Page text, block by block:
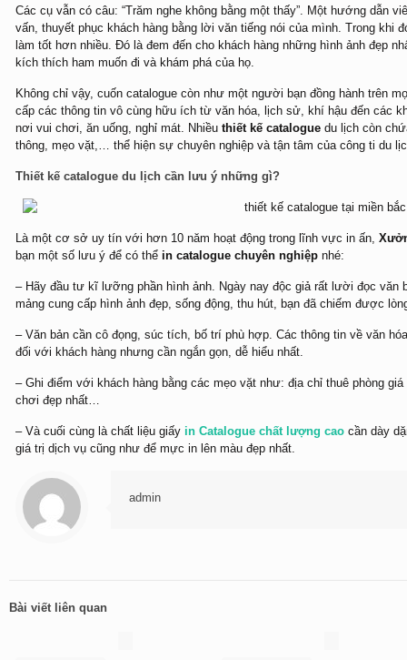
Các cụ vẫn có câu: “Trăm nghe không bằng một thấy”. Một hướng dẫn
vấn, thuyết phục khách hàng bằng lời văn tiếng nói của mình. Trong khi
làm tốt hơn nhiều. Đó là đem đến cho khách hàng những hình ảnh đẹp
kích thích ham muốn đi và khám phá của họ.
Không chỉ vậy, cuốn catalogue còn như một người bạn đồng hành trên
cấp các thông tin vô cùng hữu ích từ văn hóa, lịch sử, khí hậu đến các
nơi vui chơi, ăn uống, nghỉ mát. Nhiều thiết kế cataloguedu lịch còn
thông, mẹo vặt,… thể hiện sự chuyên nghiệp và tận tâm của công ti du
Thiết kế catalogue du lịch cần lưu ý những gì?
Là một cơ sở uy tín với hơn 10 năm hoạt động trong lĩnh vực in ấn,
bạn một số lưu ý để có thể in catalogue chuyên nghiệpnhé:
– Hãy đầu tư kĩ lưỡng phần hình ảnh. Ngày nay độc giả rất lười đọc văn
mảng cung cấp hình ảnh đẹp, sống động, thu hút, bạn đã chiếm được
– Văn bản cần cô đọng, súc tích, bố trí phù hợp. Các thông tin về văn
đối với khách hàng nhưng cần ngắn gọn, dễ hiểu nhất.
– Ghi điểm với khách hàng bằng các mẹo vặt như: địa chỉ thuê phòng
chơi đẹp nhất…
– Và cuối cùng là chất liệu giấy in Catalogue chất lượng caocần dày
giá trị dịch vụ cũng như để mực in lên màu đẹp nhất.
admin
Bài viết liên quan